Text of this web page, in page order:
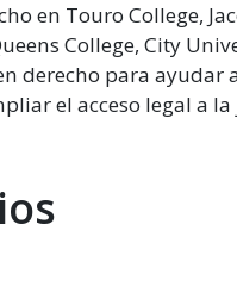
en Touro College,
College, City
derecho para ayudar
el acceso legal a